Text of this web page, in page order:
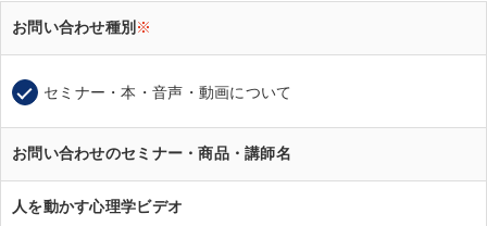
お問い合わせ種別 ※
セミナー・本・音声・動画について
お問い合わせのセミナー・商品・講師名
人を動かす心理学ビデオ